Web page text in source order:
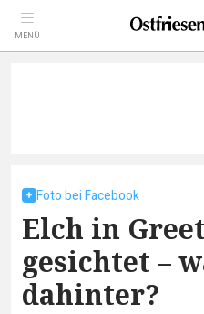
MENÜ
Foto bei Facebook
Elch in
gesichtet –
dahinter?